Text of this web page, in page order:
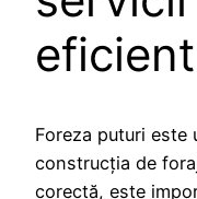
eficient
Foreza puturi este
construcția de
corectă, este